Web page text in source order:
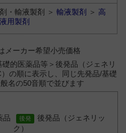
・輸液製剤 ＞輸液製剤 ＞ 高
用製剤
メーカー希望小売価格
的医薬品等＞後発品（ジェネリ
の順に表示し、同じ先発品/基礎
名の50音順で並びます
品
後発品（ジェネリッ
ク）